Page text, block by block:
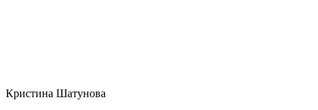
Кристина Шатунова